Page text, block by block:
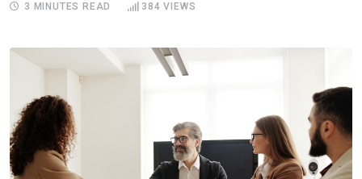
3 MINUTES READ 384 VIEWS